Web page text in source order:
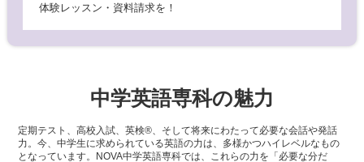
体験レッスン・資料請求を！
中学英語専科の魅力
定期テスト、高校入試、英検®、そして将来にわたって必要な会話や発話
力。今、中学生に求められている英語の力は、多様かつハイレベルなもの
となっています。NOVA中学英語専科では、これらの力を「必要な分だ